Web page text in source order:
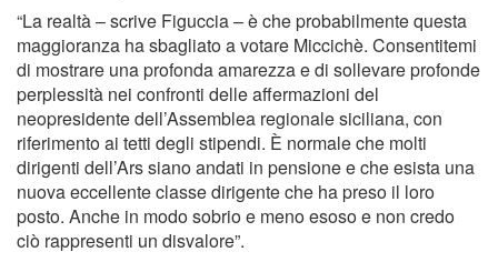
“La realtà – scrive Figuccia – è che probabilmente questa
maggioranza ha sbagliato a votare Miccichè. Consentitemi
di mostrare una profonda amarezza e di sollevare profonde
perplessità nei confronti delle affermazioni del
neopresidente dell’Assemblea regionale siciliana, con
riferimento ai tetti degli stipendi. È normale che molti
dirigenti dell’Ars siano andati in pensione e che esista una
nuova eccellente classe dirigente che ha preso il loro
posto. Anche in modo sobrio e meno esoso e non credo
ciò rappresenti un disvalore”.